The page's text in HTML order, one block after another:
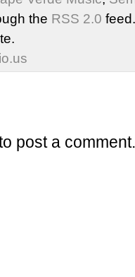
the RSS 2.0
post a comment.